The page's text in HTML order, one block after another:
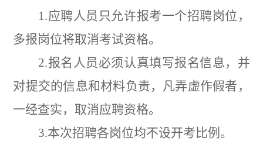
1.应聘人员只允许报考一个招聘岗位，
多报岗位将取消考试资格。
2.报名人员必须认真填写报名信息，并
对提交的信息和材料负责，凡弄虚作假者，
一经查实，取消应聘资格。
3.本次招聘各岗位均不设开考比例。